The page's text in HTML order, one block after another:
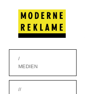
/
MEDIEN
//